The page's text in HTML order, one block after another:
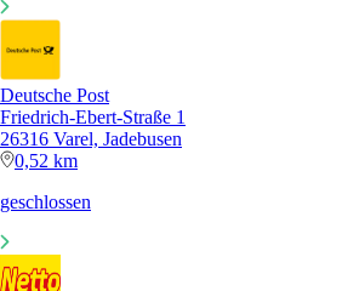
Deutsche Post
Friedrich-Ebert-Straße 1
26316 Varel, Jadebusen
0,52 km
geschlossen